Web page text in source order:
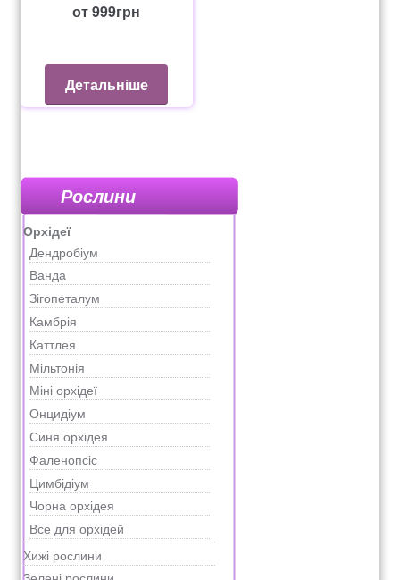
от999грн
Детальніше
Рослини
Орхідеї
Дендробіум
Ванда
Зігопеталум
Камбрія
Каттлея
Мільтонія
Міні орхідеї
Онцидіум
Синя орхідея
Фаленопсіс
Цимбідіум
Чорна орхідея
Все для орхідей
Хижі рослини